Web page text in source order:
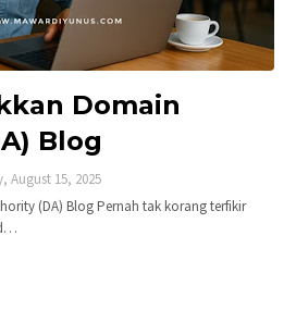
Domain
Blog
August 15, 2025
(DA) Blog Pernah tak korang terfikir